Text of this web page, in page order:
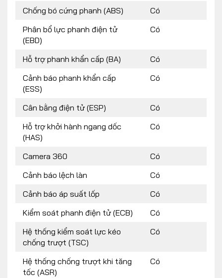
Chống bó cứng phanh (ABS)
Có
Phân bổ lực phanh điện tử
(EBD)
Có
Hỗ trợ phanh khẩn cấp (BA)
Có
Cảnh báo phanh khẩn cấp
(ESS)
Có
Cân bằng điện tử (ESP)
Có
Hỗ trợ khởi hành ngang dốc
(HAS)
Có
Camera 360
Có
Cảnh báo lệch làn
Có
Cảnh báo áp suất lốp
Có
Kiểm soát phanh điện tử (ECB)
Có
Hệ thống kiểm soát lực kéo
chống trượt (TSC)
Có
Hệ thống chống trượt khi tăng
tốc (ASR)
Có